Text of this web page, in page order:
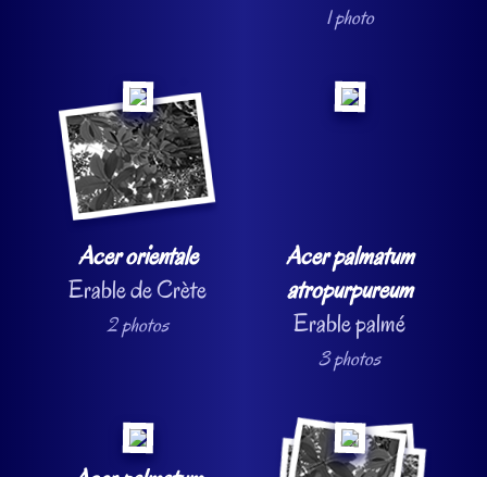
1 photo
Acer orientale
Erable de Crète
2 photos
Acer palmatum
atropurpureum
Erable palmé
3 photos